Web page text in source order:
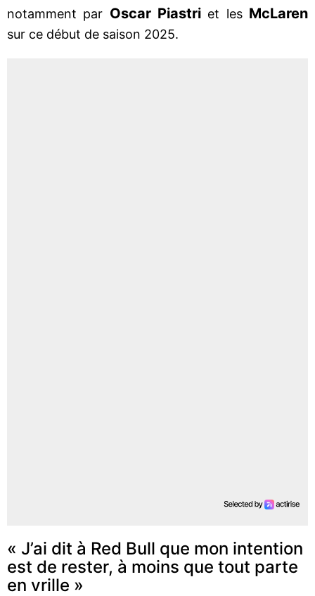
notamment par Oscar Piastri et les McLaren
sur ce début de saison 2025.
« J’ai dit à Red Bull que mon intention
est de rester, à moins que tout parte
en vrille »